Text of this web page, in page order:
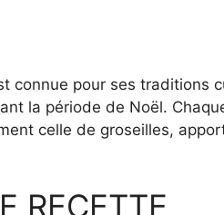
connue pour ses traditions
la période de Noël.
celle de groseilles,
RECETTE